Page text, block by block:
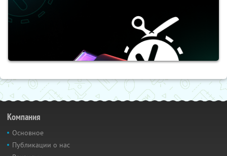
Компания
Основное
Публикации о нас